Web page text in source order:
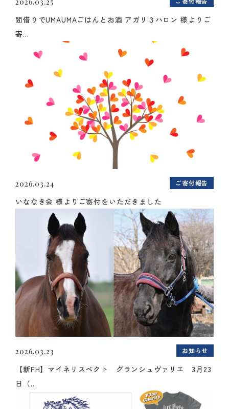
間借りでUMAUMAごはんとお酒 アガリ３ハロン 様よりご
寄...
2026.03.24 ご寄付報告
いななき会 様よりご寄付をいただきました
2026.03.23 お知らせ
【新FH】マイネリスペクト グランシュヴァリエ 3月23
日（...